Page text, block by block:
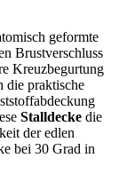
geformte
Brustverschluss
Kreuzbegurtung
die praktische
Stalldecke die
der edlen
bei 30 Grad in